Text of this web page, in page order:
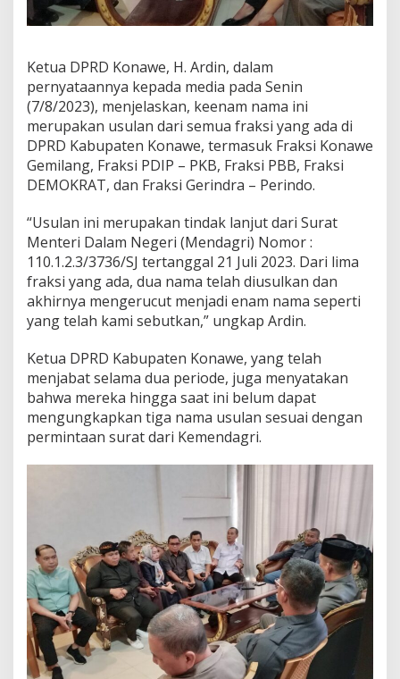
Ketua DPRD Konawe, H. Ardin, dalam
pernyataannya kepada media pada Senin
(7/8/2023), menjelaskan, keenam nama ini
merupakan usulan dari semua fraksi yang ada di
DPRD Kabupaten Konawe, termasuk Fraksi Konawe
Gemilang, Fraksi PDIP – PKB, Fraksi PBB, Fraksi
DEMOKRAT, dan Fraksi Gerindra – Perindo.
“Usulan ini merupakan tindak lanjut dari Surat
Menteri Dalam Negeri (Mendagri) Nomor :
110.1.2.3/3736/SJ tertanggal 21 Juli 2023. Dari lima
fraksi yang ada, dua nama telah diusulkan dan
akhirnya mengerucut menjadi enam nama seperti
yang telah kami sebutkan,” ungkap Ardin.
Ketua DPRD Kabupaten Konawe, yang telah
menjabat selama dua periode, juga menyatakan
bahwa mereka hingga saat ini belum dapat
mengungkapkan tiga nama usulan sesuai dengan
permintaan surat dari Kemendagri.